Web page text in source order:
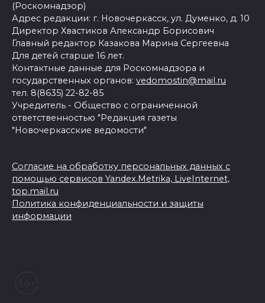
(Роскомнадзор)
Адрес редакции: г. Новочеркасск, ул. Думенко, д. 10
Директор Хвастиков Александр Борисович
Главный редактор Казакова Марина Сергеевна
Для детей старше 16 лет.
Контактные данные для Роскомнадзора и
государственных органов: vedomostin@mail.ru
тел. 8(8635) 22-82-85
Учредитель - Общество с ограниченной
ответственностью "Редакция газеты
"Новочеркасские ведомости"
Согласие на обработку персональных данных с
помощью сервисов Yandex.Metrika, LiveInternet,
top.mail.ru
Политика конфиденциальности и защиты
информации